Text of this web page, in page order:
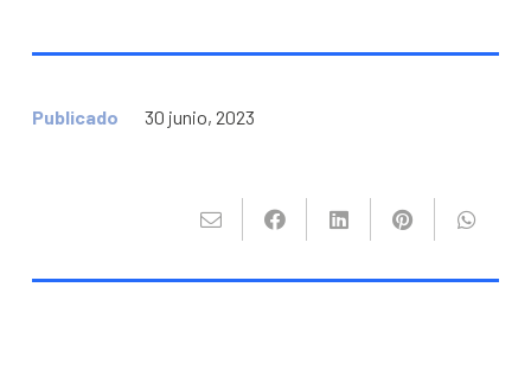
Publicado 30 junio, 2023